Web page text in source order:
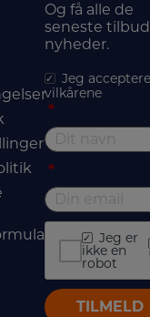
Og få alle de
seneste
nyheder.
Jeg
vilkårene
*
*
Jeg er
ikke en
robot